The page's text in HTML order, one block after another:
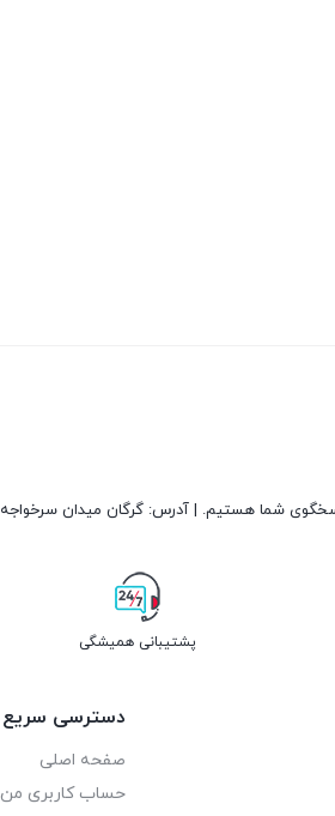
پشتیبانی همیشگی
دسترسی سریع
صفحه اصلی
حساب کاربری من